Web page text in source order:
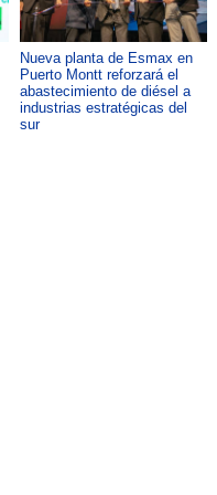
Nueva planta de Esmax en
Puerto Montt reforzará el
abastecimiento de diésel a
industrias estratégicas del
sur